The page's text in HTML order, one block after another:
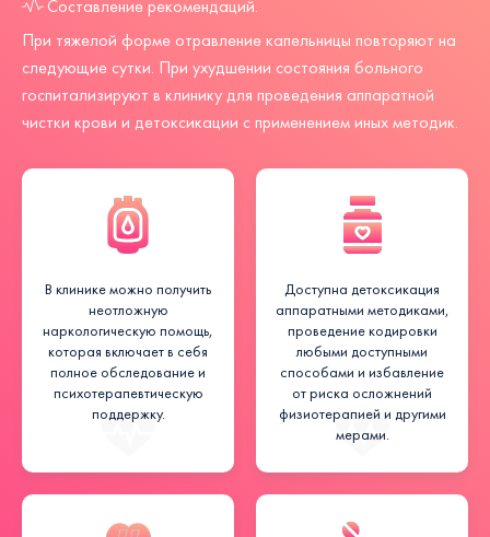
Составление рекомендаций.
При тяжелой форме отравление капельницы повторяют на
следующие сутки. При ухудшении состояния больного
госпитализируют в клинику для проведения аппаратной
чистки крови и детоксикации с применением иных методик.
В клинике можно получить
неотложную
наркологическую помощь,
которая включает в себя
полное обследование и
психотерапевтическую
поддержку.
Доступна детоксикация
аппаратными методиками,
проведение кодировки
любыми доступными
способами и избавление
от риска осложнений
физиотерапией и другими
мерами.